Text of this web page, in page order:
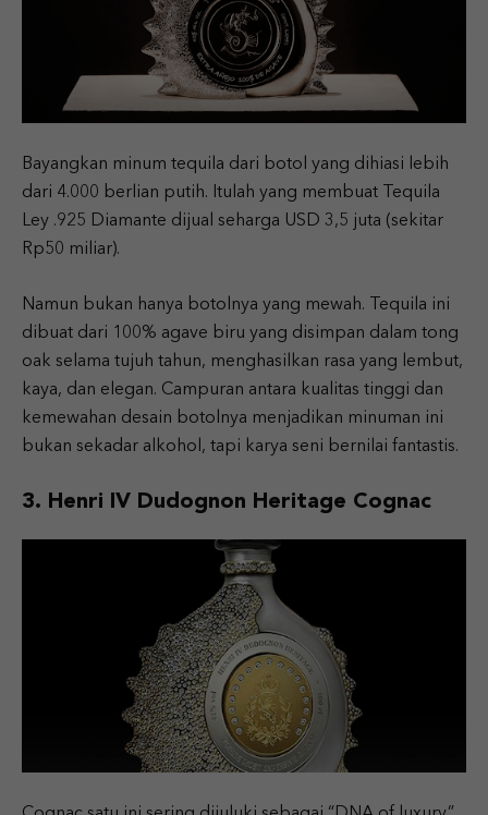
Bayangkan minum tequila dari botol yang dihiasi lebih
dari 4.000 berlian putih. Itulah yang membuat Tequila
Ley .925 Diamante dijual seharga USD 3,5 juta (sekitar
Rp50 miliar).
Namun bukan hanya botolnya yang mewah. Tequila ini
dibuat dari 100% agave biru yang disimpan dalam tong
oak selama tujuh tahun, menghasilkan rasa yang lembut,
kaya, dan elegan. Campuran antara kualitas tinggi dan
kemewahan desain botolnya menjadikan minuman ini
bukan sekadar alkohol, tapi karya seni bernilai fantastis.
3. Henri IV Dudognon Heritage Cognac